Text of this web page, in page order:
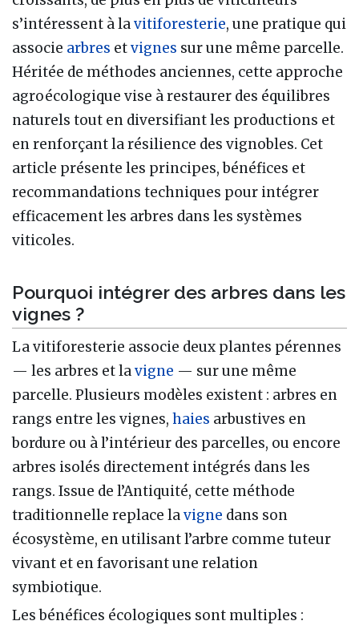
s’intéressent à lavitiforesterie, une pratique qui
associe arbres etvignes sur une même parcelle.
Héritée de méthodes anciennes, cette approche
agroécologique vise à restaurer des équilibres
naturels tout en diversifiant les productions et
en renforçant la résilience des vignobles. Cet
article présente les principes, bénéfices et
recommandations techniques pour intégrer
efficacement les arbres dans les systèmes
viticoles.
Pourquoi intégrer des arbres dans les
vignes ?
La vitiforesterie associe deux plantes pérennes
— les arbres et lavigne — sur une même
parcelle. Plusieurs modèles existent : arbres en
rangs entre les vignes, haies arbustives en
bordure ou à l’intérieur des parcelles, ou encore
arbres isolés directement intégrés dans les
rangs. Issue de l’Antiquité, cette méthode
traditionnelle replace lavigne dans son
écosystème, en utilisant l’arbre comme tuteur
vivant et en favorisant une relation
symbiotique.
Les bénéfices écologiques sont multiples :